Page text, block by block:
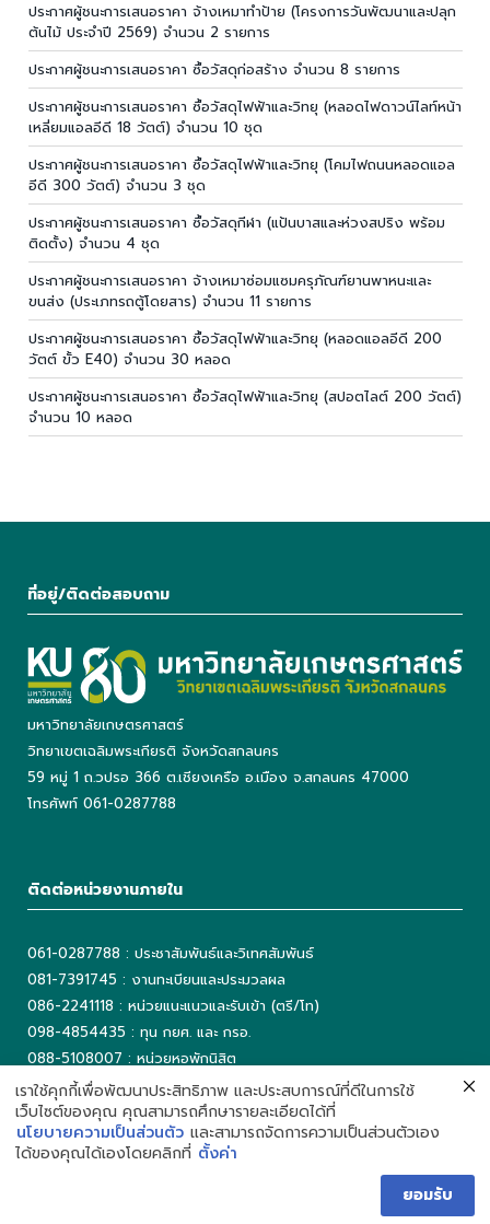
ประกาศผู้ชนะการเสนอราคา จ้างเหมาทำป้าย (โครงการวันพัฒนาและปลุก
ต้นไม้ ประจำปี 2569) จำนวน 2 รายการ
ประกาศผู้ชนะการเสนอราคา ซื้อวัสดุก่อสร้าง จำนวน 8 รายการ
ประกาศผู้ชนะการเสนอราคา ซื้อวัสดุไฟฟ้าและวิทยุ (หลอดไฟดาวน์ไลท์หน้า
เหลี่ยมแอลอีดี 18 วัตต์) จำนวน 10 ชุด
ประกาศผู้ชนะการเสนอราคา ซื้อวัสดุไฟฟ้าและวิทยุ (โคมไฟถนนหลอดแอล
อีดี 300 วัตต์) จำนวน 3 ชุด
ประกาศผู้ชนะการเสนอราคา ซื้อวัสดุกีฬา (แป้นบาสและห่วงสปริง พร้อม
ติดตั้ง) จำนวน 4 ชุด
ประกาศผู้ชนะการเสนอราคา จ้างเหมาซ่อมแซมครุภัณฑ์ยานพาหนะและ
ขนส่ง (ประเภทรถตู้โดยสาร) จำนวน 11 รายการ
ประกาศผู้ชนะการเสนอราคา ซื้อวัสดุไฟฟ้าและวิทยุ (หลอดแอลอีดี 200
วัตต์ ขั้ว E40) จำนวน 30 หลอด
ประกาศผู้ชนะการเสนอราคา ซื้อวัสดุไฟฟ้าและวิทยุ (สปอตไลต์ 200 วัตต์)
จำนวน 10 หลอด
ที่อยู่/ติดต่อสอบถาม
มหาวิทยาลัยเกษตรศาสตร์
วิทยาเขตเฉลิมพระเกียรติ จังหวัดสกลนคร
59 หมู่ 1 ถ.วปรอ 366 ต.เชียงเครือ อ.เมือง จ.สกลนคร 47000
โทรศัพท์ 061-0287788
ติดต่อหน่วยงานภายใน
061-0287788 : ประชาสัมพันธ์และวิเทศสัมพันธ์
081-7391745 : งานทะเบียนและประมวลผล
086-2241118 : หน่วยแนะแนวและรับเข้า (ตรี/โท)
098-4854435 : ทุน กยศ. และ กรอ.
088-5108007 : หน่วยหอพักนิสิต
042-725042 ต่อ 5503 : งานเทคโนโลยีสารสนเทศ
042-725093 : ห้องสมุด
เราใช้คุกกี้เพื่อพัฒนาประสิทธิภาพ และประสบการณ์ที่ดีในการใช้
เว็บไซต์ของคุณ คุณสามารถศึกษารายละเอียดได้ที่
นโยบายความเป็นส่วนตัว และสามารถจัดการความเป็นส่วนตัวเอง
ได้ของคุณได้เองโดยคลิกที่ ตั้งค่า
ยอมรับ